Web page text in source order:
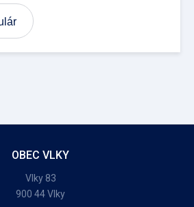
OBEC VLKY
Vlky 83
900 44 Vlky